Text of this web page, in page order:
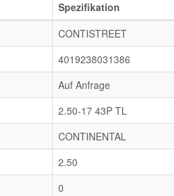
Spezifikation
CONTISTREET
4019238031386
Auf Anfrage
2.50-17 43P TL
CONTINENTAL
2.50
0